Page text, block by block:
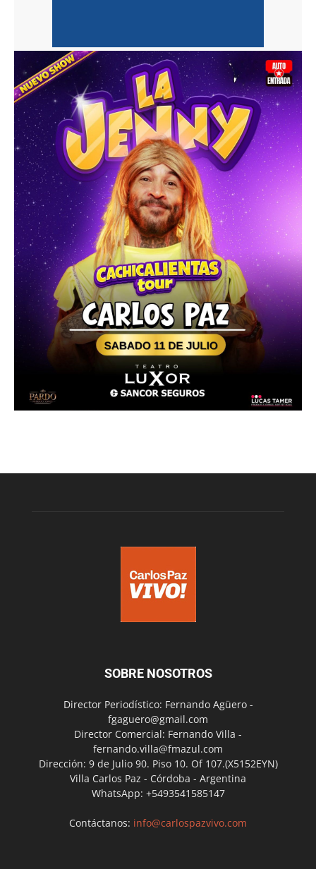
SOBRE NOSOTROS
Director Periodístico: Fernando Agüero -
fgaguero@gmail.com
Director Comercial: Fernando Villa -
fernando.villa@fmazul.com
Dirección: 9 de Julio 90. Piso 10. Of 107.(X5152EYN)
Villa Carlos Paz - Córdoba - Argentina
WhatsApp: +5493541585147
Contáctanos: info@carlospazvivo.com